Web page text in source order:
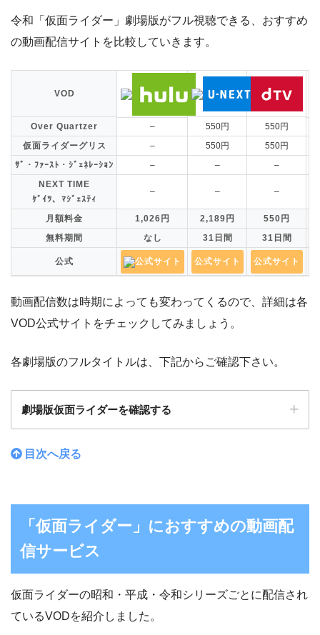
令和「仮面ライダー」劇場版がフル視聴できる、おすすめ
の動画配信サイトを比較していきます。
VOD
Over Quartzer – 550円
550円
仮面ライダーグリス
– 550円
550円
ｻﾞ・ﾌｧｰｽﾄ・ｼﾞｪﾈﾚｰｼｮﾝ
– –
–
NEXT TIME
ｹﾞｲﾂ、ﾏｼﾞｪｽﾃｨ
– – –
月額料金 1,026円 2,189円
550円
無料期間
なし 31日間 31日間
公式 公式サイト 公式サイト 公式サイト
動画配信数は時期によっても変わってくるので、詳細は各
VOD公式サイトをチェックしてみましょう。
各劇場版のフルタイトルは、下記からご確認下さい。
劇場版仮面ライダーを確認する
目次へ戻る
「仮面ライダー」におすすめの動画配
信サービス
仮面ライダーの昭和・平成・令和シリーズごとに配信され
ているVODを紹介しました。